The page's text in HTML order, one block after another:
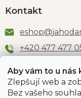
Aby vám to u nás
Zlepšují web a
Bez vašeho
Kontakt
eshop@
+420 477 477
Odběr